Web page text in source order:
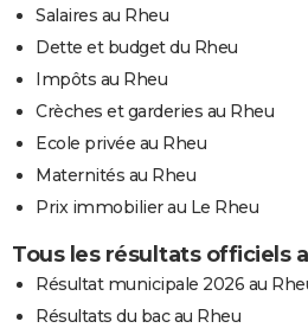
Salaires au Rheu
Dette et budget du Rheu
Impôts au Rheu
Crèches et garderies au Rheu
Ecole privée au Rheu
Maternités au Rheu
Prix immobilier au Le Rheu
Tous les résultats officiels
Résultat municipale 2026 au
Résultats du bac au Rheu